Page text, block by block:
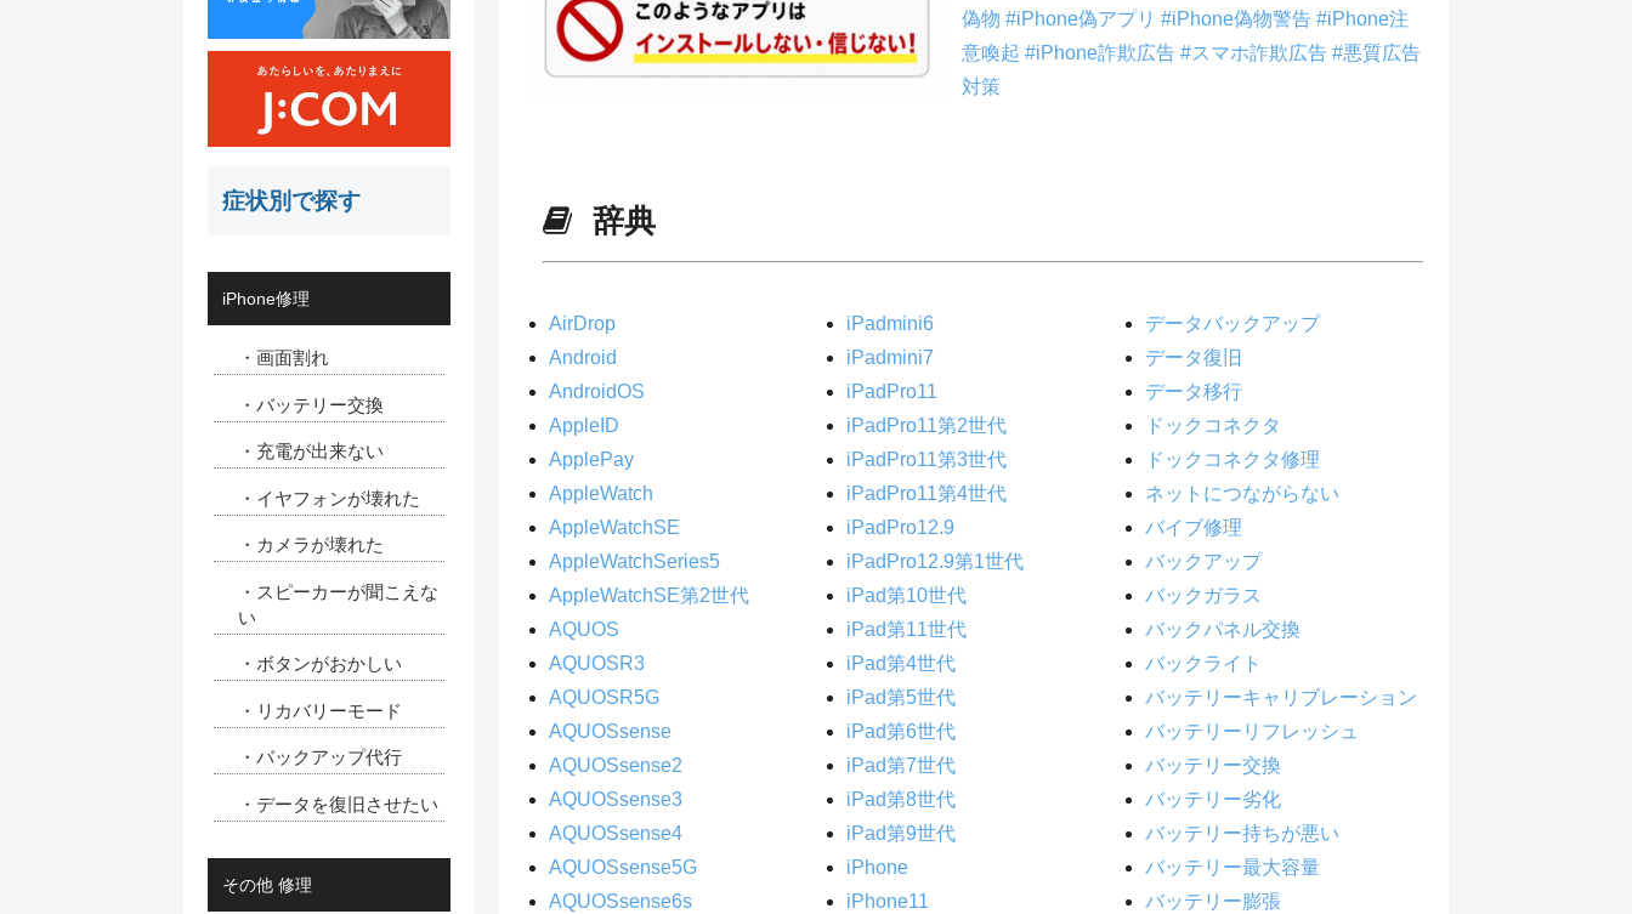
偽物 #iPhone偽アプリ #iPhone偽物警告 #iPhone注
意喚起 #iPhone詐欺広告 #スマホ詐欺広告 #悪質広告
対策
辞典
AirDrop
Android
AndroidOS
AppleID
ApplePay
AppleWatch
AppleWatchSE
AppleWatchSeries5
AppleWatchSE第2世代
AQUOS
AQUOSR3
AQUOSR5G
AQUOSsense
AQUOSsense2
AQUOSsense3
AQUOSsense4
AQUOSsense5G
AQUOSsense6s
iPadmini6
iPadmini7
iPadPro11
iPadPro11第2世代
iPadPro11第3世代
iPadPro11第4世代
iPadPro12.9
iPadPro12.9第1世代
iPad第10世代
iPad第11世代
iPad第4世代
iPad第5世代
iPad第6世代
iPad第7世代
iPad第8世代
iPad第9世代
iPhone
iPhone11
データバックアップ
データ復旧
データ移行
ドックコネクタ
ドックコネクタ修理
ネットにつながらない
バイブ修理
バックアップ
バックガラス
バックパネル交換
バックライト
バッテリーキャリブレーション
バッテリーリフレッシュ
バッテリー交換
バッテリー劣化
バッテリー持ちが悪い
バッテリー最大容量
バッテリー膨張
症状別で探す
iPhone修理
・画面割れ
・バッテリー交換
・充電が出来ない
・イヤフォンが壊れた
・カメラが壊れた
・スピーカーが聞こえな
い
・ボタンがおかしい
・リカバリーモード
・バックアップ代行
・データを復旧させたい
その他 修理